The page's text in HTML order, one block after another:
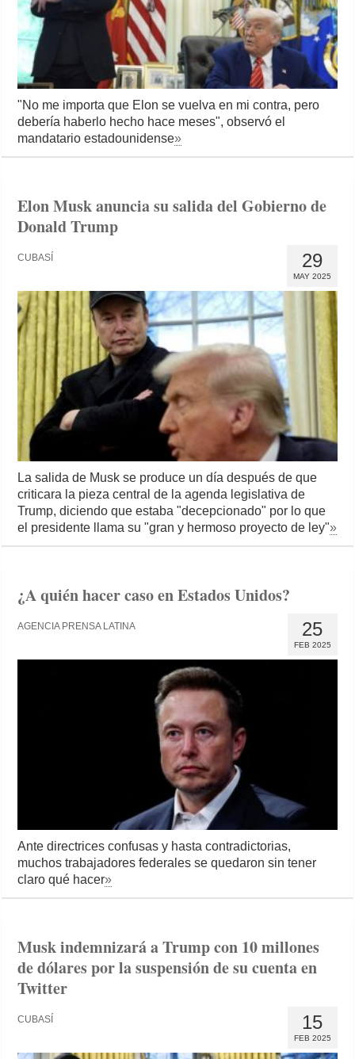
"No me importa que Elon se vuelva en mi contra, pero
debería haberlo hecho hace meses", observó el
mandatario estadounidense»
Elon Musk anuncia su salida del Gobierno de
Donald Trump
29
MAY 2025
CUBASÍ
La salida de Musk se produce un día después de que
criticara la pieza central de la agenda legislativa de
Trump, diciendo que estaba "decepcionado" por lo que
el presidente llama su "gran y hermoso proyecto de ley"»
¿A quién hacer caso en Estados Unidos?
25
FEB 2025
AGENCIA PRENSA LATINA
Ante directrices confusas y hasta contradictorias,
muchos trabajadores federales se quedaron sin tener
claro qué hacer»
Musk indemnizará a Trump con 10 millones
de dólares por la suspensión de su cuenta en
Twitter
15
FEB 2025
CUBASÍ